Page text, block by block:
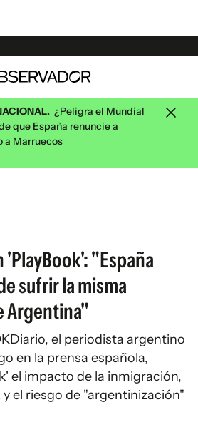
¿Peligra el Mundial
que España renuncie a
a Marruecos
'PlayBook': "España
sufrir la misma
Argentina"
el periodista argentino
en la prensa española,
el impacto de la inmigración,
y el riesgo de "argentinización"